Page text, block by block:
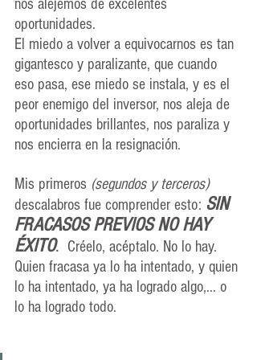
nos alejemos de excelentes
oportunidades.
El miedo a volver a equivocarnos es tan
gigantesco y paralizante, que cuando
eso pasa, ese miedo se instala, y es el
peor enemigo del inversor, nos aleja de
oportunidades brillantes, nos paraliza y
nos encierra en la resignación.
Mis primeros (segundos y terceros)
descalabros fue comprender esto: SIN
FRACASOS PREVIOS NO HAY
ÉXITO.
  Créelo, acéptalo. No lo hay.
Quien fracasa ya lo ha intentado, y quien
lo ha intentado, ya ha logrado algo,... o
lo ha logrado todo.